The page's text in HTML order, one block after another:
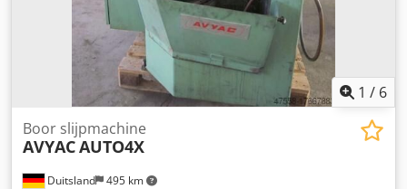
1 / 6
Duitsland 495 km
Boor slijpmachine
AVYACAUTO4X